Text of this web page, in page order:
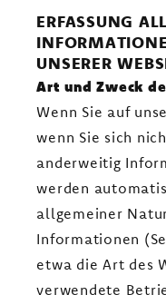
ERFASSUNG
UNSERER
Art und Zweck
Wenn Sie auf
wenn Sie sich
anderweitig
werden
allgemeiner
Informationen
etwa die Art des
verwendete